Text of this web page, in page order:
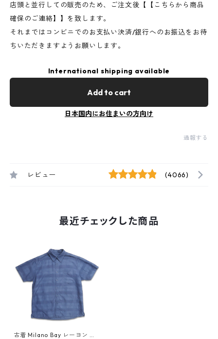
店頭と並行しての販売のため、ご注文後【【こちらから商品
確保のご連絡】】を致します。
それまではコンビニでのお支払い決済/銀行へのお振込をお待
ちいただきますようお願いします。
International shipping available
Add to cart
日本国内にお住まいの方向け
通報する
レビュー (4066)
最近チェックした商品
古着 Milano Bay レーヨン 半